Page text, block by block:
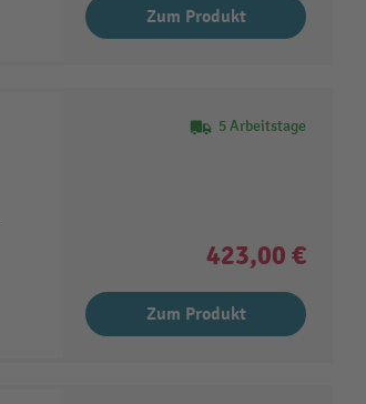
Zum Produkt
5 Arbeitstage
423,00 €
Zum Produkt